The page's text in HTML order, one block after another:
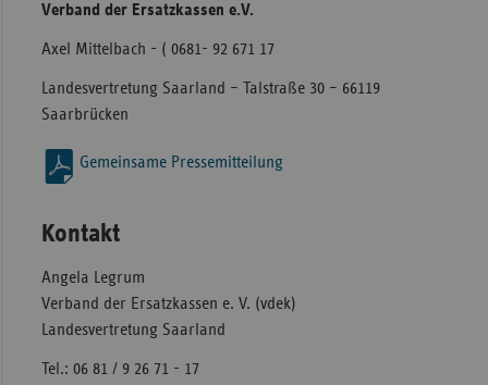
Verband der Ersatzkassen e.V.
Axel Mittelbach - ( 0681- 92 671 17
Landesvertretung Saarland – Talstraße 30 – 66119
Saarbrücken
Gemeinsame Pressemitteilung
Kontakt
Angela Legrum
Verband der Ersatzkassen e. V. (vdek)
Landesvertretung Saarland
Tel.: 06 81 / 9 26 71 - 17